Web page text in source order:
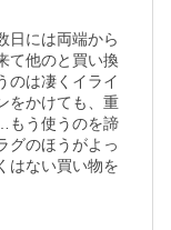
日には両端から
て他のと買い換
のは凄くイライ
をかけても、重
もう使うのを諦
グのほうがよっ
はない買い物を